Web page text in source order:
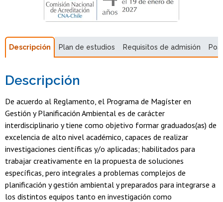
Descripción Plan de estudios Requisitos de admisión
Descripción
De acuerdo al Reglamento, el Programa de Magíster en
Gestión y Planificación Ambiental es de carácter
interdisciplinario y tiene como objetivo formar graduados(as) de
excelencia de alto nivel académico, capaces de realizar
investigaciones científicas y/o aplicadas; habilitados para
trabajar creativamente en la propuesta de soluciones
específicas, pero integrales a problemas complejos de
planificación y gestión ambiental y preparados para integrarse a
los distintos equipos tanto en investigación como